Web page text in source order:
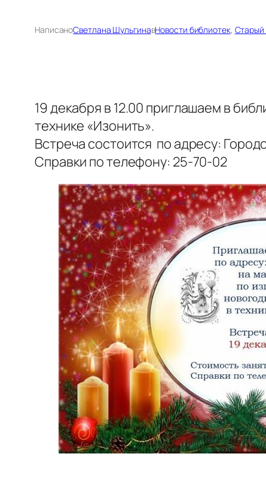
НаписаноСветлана ШульгинавНовости библиотек, Старый
19 декабря в 12.00 приглашаем в
технике «Изонить».
Встреча состоится по адресу:
Справки по телефону: 25-70-02